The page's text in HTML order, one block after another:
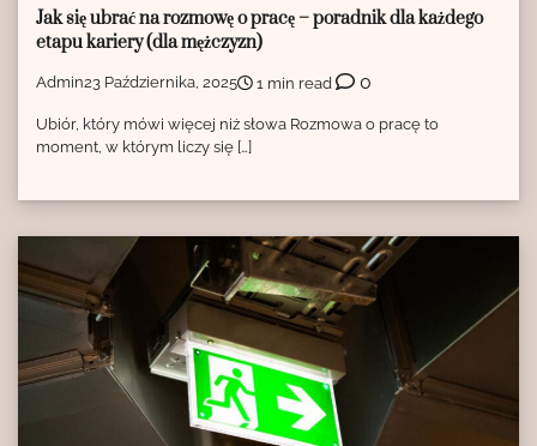
Jak się ubrać na rozmowę o pracę – poradnik dla każdego
etapu kariery (dla mężczyzn)
Admin23 Października, 2025 1 min read 0
Ubiór, który mówi więcej niż słowa Rozmowa o pracę to
moment, w którym liczy się […]